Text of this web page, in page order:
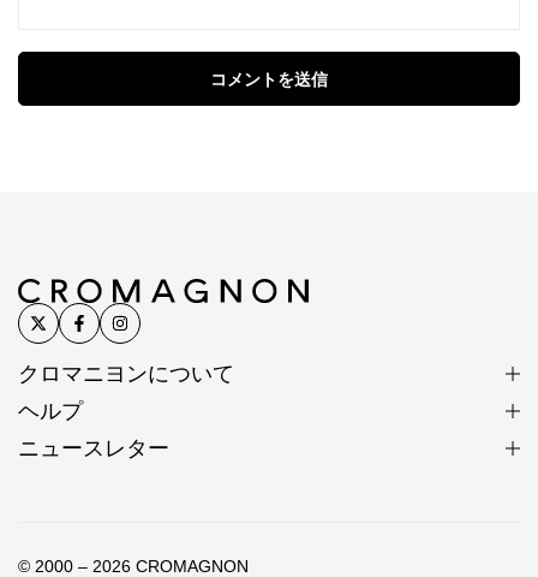
コメントを送信
クロマニヨンについて
ヘルプ
ニュースレター
© 2000 – 2026 CROMAGNON